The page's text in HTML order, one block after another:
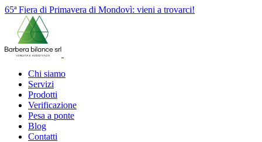
65ª Fiera di Primavera di Mondovì: vieni a trovarci!
Chi siamo
Servizi
Prodotti
Verificazione
Pesa a ponte
Blog
Contatti